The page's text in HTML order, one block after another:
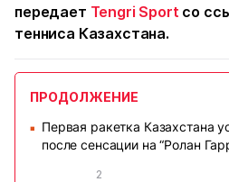
передает Tengri Sport со
тенниса Казахстана.
ПРОДОЛЖЕНИЕ
■
Первая ракетка Казахстана
после сенсации на “Ролан
2